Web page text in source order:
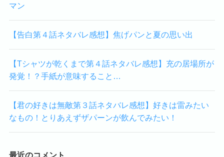
マン
【告白第４話ネタバレ感想】焦げパンと夏の思い出
【Tシャツが乾くまで第４話ネタバレ感想】充の居場所が
発覚！？手紙が意味すること…
【君の好きは無敵第３話ネタバレ感想】好きは雷みたい
なもの！とりあえずザパーンが飲んでみたい！
最近のコメント